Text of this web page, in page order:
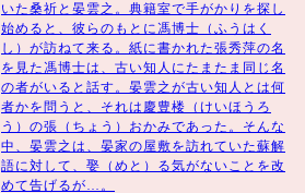
いた桑祈と晏雲之。典籍室で手がかりを探し
始めると、彼らのもとに馮博士（ふうはく
し）が訪ねて来る。紙に書かれた張秀萍の名
を見た馮博士は、古い知人にたまたま同じ名
の者がいると話す。晏雲之が古い知人とは何
者かを問うと、それは慶豊楼（けいほうろ
う）の張（ちょう）おかみであった。そんな
中、晏雲之は、晏家の屋敷を訪れていた蘇解
語に対して、娶（めと）る気がないことを改
めて告げるが…。